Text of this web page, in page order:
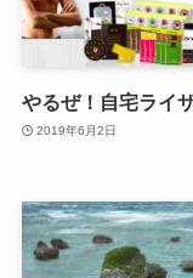
やるぜ！自宅ライザ
2019年6月2日